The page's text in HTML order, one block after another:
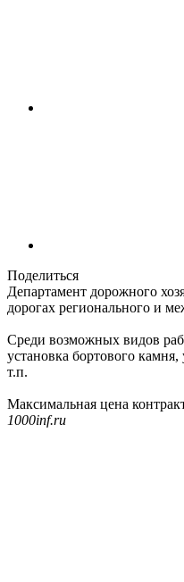
Поделиться
Департамент дорожного
дорогах регионального и
Среди возможных видов
установка бортового
т.п.
Максимальная цена
1000inf.ru